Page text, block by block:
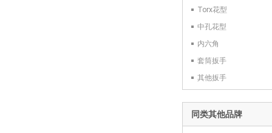
Torx花型
中孔花型
内六角
套筒扳手
其他扳手
同类其他品牌